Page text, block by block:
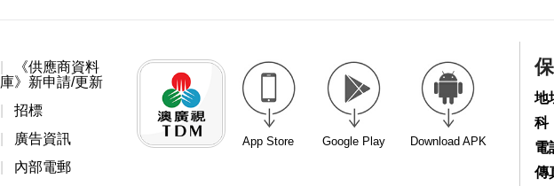
《供應商資料
庫》新申請/更新
招標
廣告資訊
內部電郵
App Store Google Play Download APK
地
科
電
傳